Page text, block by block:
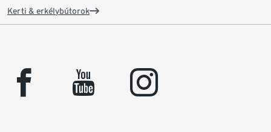
Kerti & erkélybútorok
facebook youtube instagram